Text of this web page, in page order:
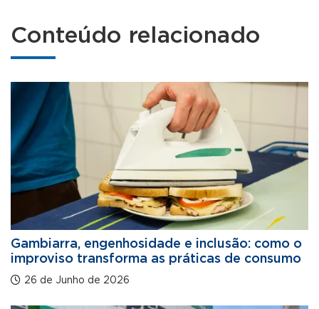
Conteúdo relacionado
Gambiarra, engenhosidade e inclusão: como o
improviso transforma as práticas de consumo
26 de Junho de 2026